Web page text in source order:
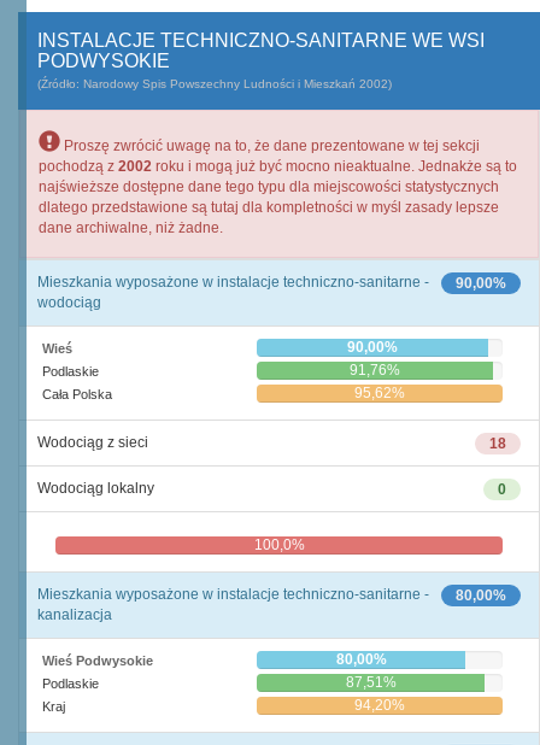
INSTALACJE TECHNICZNO-SANITARNE WE WSI
PODWYSOKIE
(Źródło: Narodowy Spis Powszechny Ludności i Mieszkań 2002)
Proszę zwrócić uwagę na to, że dane prezentowane w tej sekcji
pochodzą z 2002 roku i mogą już być mocno nieaktualne. Jednakże są to
najświeższe dostępne dane tego typu dla miejscowości statystycznych
dlatego przedstawione są tutaj dla kompletności w myśl zasady lepsze
dane archiwalne, niż żadne.
90,00%
Mieszkania wyposażone w instalacje techniczno-sanitarne -
wodociąg
Wieś 90,00%
Podlaskie 91,76%
Cała Polska 95,62%
18
Wodociąg z sieci
0
Wodociąg lokalny
100,0%
80,00%
Mieszkania wyposażone w instalacje techniczno-sanitarne -
kanalizacja
Wieś Podwysokie 80,00%
Podlaskie 87,51%
Kraj 94,20%